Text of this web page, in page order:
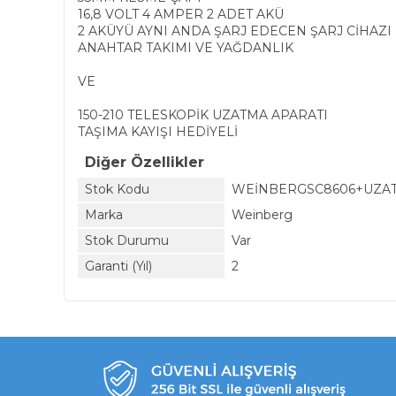
16,8 VOLT 4 AMPER 2 ADET AKÜ
2 AKÜYÜ AYNI ANDA ŞARJ EDECEN ŞARJ CİHAZI
ANAHTAR TAKIMI VE YAĞDANLIK
VE
150-210 TELESKOPİK UZATMA APARATI
TAŞIMA KAYIŞI HEDİYELİ
Diğer Özellikler
Stok Kodu
Marka
Weinberg
Stok Durumu
Var
Garanti (Yıl)
2